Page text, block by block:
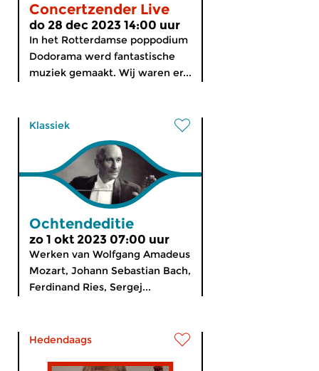
Concertzender Live
do 28 dec 2023 14:00 uur
In het Rotterdamse poppodium
Dodorama werd fantastische
muziek gemaakt. Wij waren er...
Klassiek
Ochtendeditie
zo 1 okt 2023 07:00 uur
Werken van Wolfgang Amadeus
Mozart, Johann Sebastian Bach,
Ferdinand Ries, Sergej...
Hedendaags